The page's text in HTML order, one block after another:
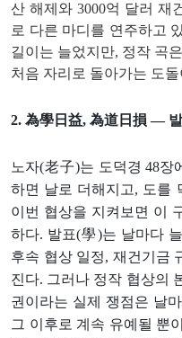
산 해제와 3000억 달러 재
로 다른 마디를 연주하고
길이는 늘었지만, 정작 곡
처음 자리로 돌아가는 도
2. 為學日益, 為道日損 —
노자(老子)는 도덕경 48
하면 날로 더해지고, 도를
이번 협상을 지켜보면 이
하다. 발표(學)는 날마다
후속 협상 일정, 재건기금
진다. 그러나 정작 협상의
권이라는 실제 쟁점은 날
그 이후로 계속 유예될 뿐